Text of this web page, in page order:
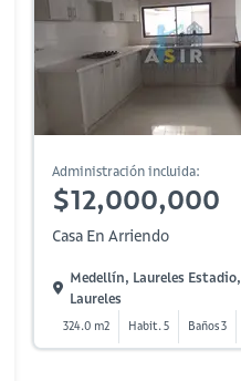
Administración incluida:
$12,000,000
Casa En Arriendo
Medellín, Laureles Estadio,
Laureles
324.0 m2 Habit. 5 Baños 3